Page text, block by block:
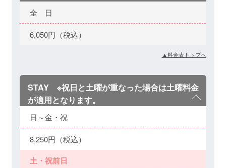
全 日
6,050円（税込）
▲料金表トップへ
STAY ※祝日と土曜が重なった場合は土曜料金
が適用となります。
日～金・祝
8,250円（税込）
土・祝前日